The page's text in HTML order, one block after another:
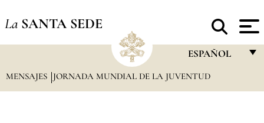
La SANTA SEDE
ESPAÑOL
FRANÇAIS
MENSAJES JORNADA MUNDIAL DE LA JUVENTUD